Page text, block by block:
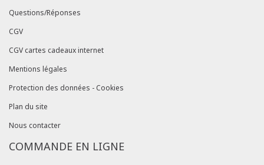
Questions/Réponses
CGV
CGV cartes cadeaux internet
Mentions légales
Protection des données - Cookies
Plan du site
Nous contacter
COMMANDE EN LIGNE